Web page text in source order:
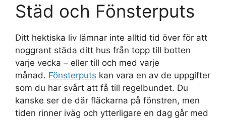
Städ och Fönsterputs
Ditt hektiska liv lämnar inte alltid tid över för att
noggrant städa ditt hus från topp till botten
varje vecka – eller till och med varje
månad. Fönsterputs kan vara en av de uppgifter
som du har svårt att få till regelbundet. Du
kanske ser de där fläckarna på fönstren, men
tiden rinner iväg och ytterligare en dag går med